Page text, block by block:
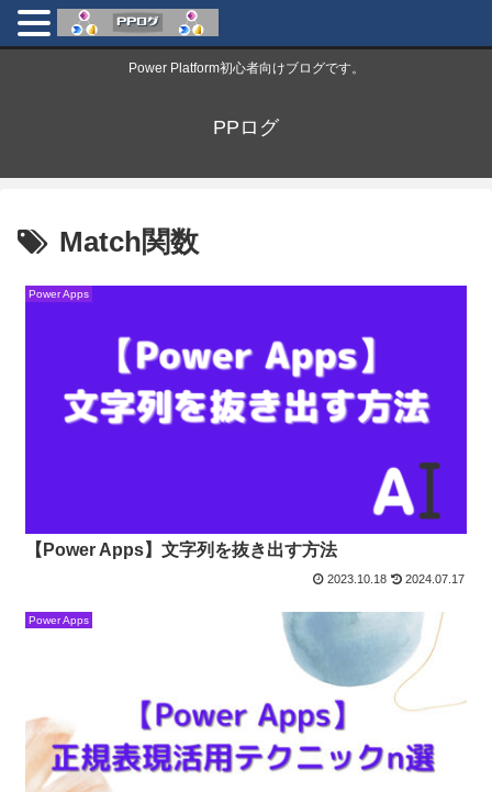
Power Platform初心者向けブログです。
PPログ
Match関数
Power Apps
【Power Apps】文字列を抜き出す方法
2023.10.18 2024.07.17
Power Apps